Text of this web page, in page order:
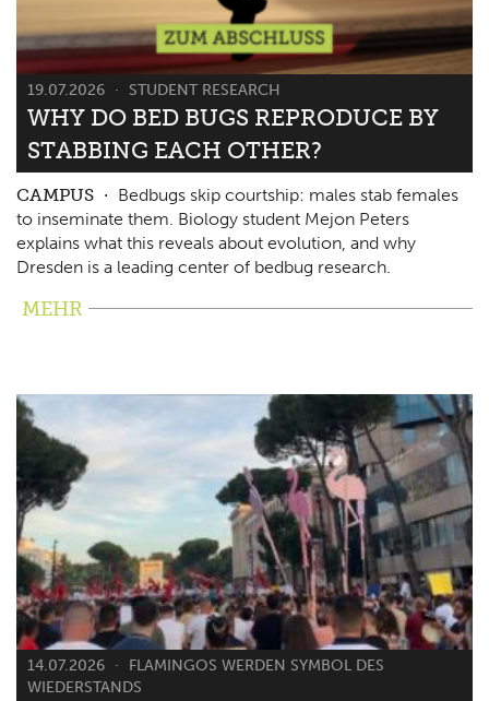
19.07.2026 STUDENT RESEARCH
WHY DO BED BUGS REPRODUCE BY
STABBING EACH OTHER?
CAMPUS
Bedbugs skip courtship: males stab females
to inseminate them. Biology student Mejon Peters
explains what this reveals about evolution, and why
Dresden is a leading center of bedbug research.
MEHR
14.07.2026
FLAMINGOS WERDEN SYMBOL DES
WIEDERSTANDS